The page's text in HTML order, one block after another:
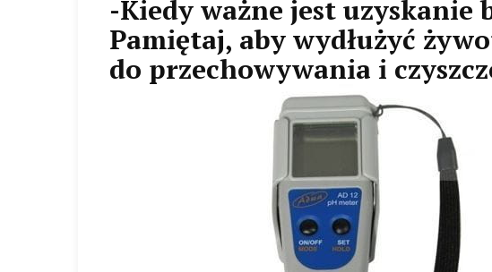
-Kiedy ważne jest uzyskanie
Pamiętaj, aby wydłużyć
do przechowywania i